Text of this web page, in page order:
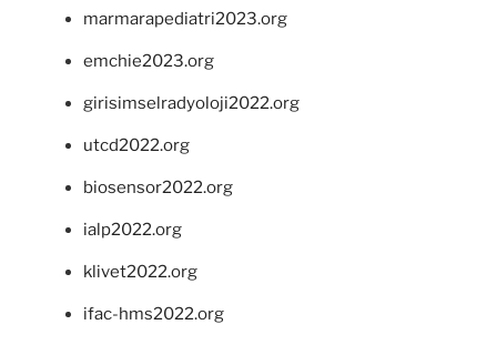
marmarapediatri2023.org
emchie2023.org
girisimselradyoloji2022.org
utcd2022.org
biosensor2022.org
ialp2022.org
klivet2022.org
ifac-hms2022.org